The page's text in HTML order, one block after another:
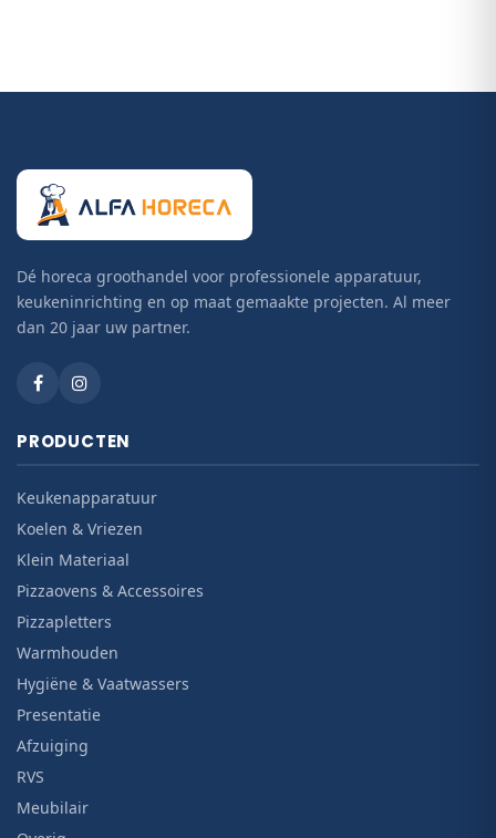
Dé horeca groothandel voor professionele apparatuur,
keukeninrichting en op maat gemaakte projecten. Al meer
dan 20 jaar uw partner.
PRODUCTEN
Keukenapparatuur
Koelen & Vriezen
Klein Materiaal
Pizzaovens & Accessoires
Pizzapletters
Warmhouden
Hygiëne & Vaatwassers
Presentatie
Afzuiging
RVS
Meubilair